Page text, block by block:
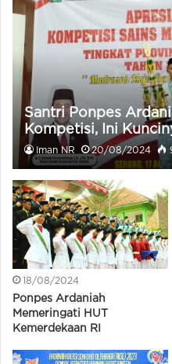
Santri Ponpes
Kompetisi, Ini
Iman NR 20/08/2024
18/08/2024
Ponpes Ardaniah
Memeringati HUT
Kemerdekaan RI